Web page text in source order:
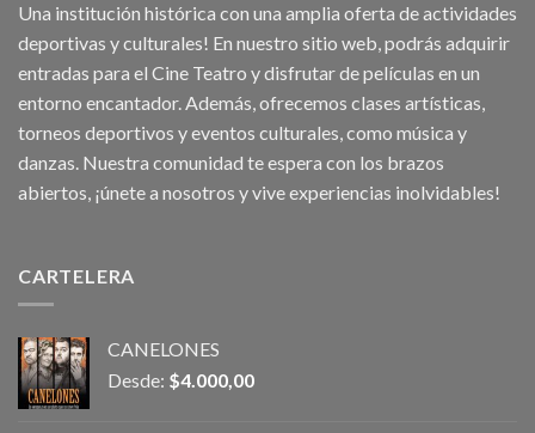
Una institución histórica con una amplia oferta de actividades
deportivas y culturales! En nuestro sitio web, podrás adquirir
entradas para el Cine Teatro y disfrutar de películas en un
entorno encantador. Además, ofrecemos clases artísticas,
torneos deportivos y eventos culturales, como música y
danzas. Nuestra comunidad te espera con los brazos
abiertos, ¡únete a nosotros y vive experiencias inolvidables!
CARTELERA
CANELONES
Desde: $4.000,00